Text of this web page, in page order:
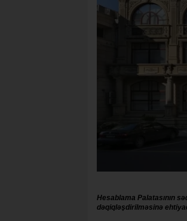
Hesablama Palatasının
dəqiqləşdirilməsinə